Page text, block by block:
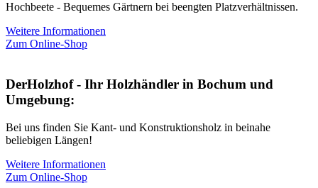
Hochbeete - Bequemes Gärtnern bei beengten Platzverhältnissen.
Weitere Informationen
Zum Online-Shop
DerHolzhof - Ihr Holzhändler in Bochum und
Umgebung:
Bei uns finden Sie Kant- und Konstruktionsholz in beinahe
beliebigen Längen!
Weitere Informationen
Zum Online-Shop